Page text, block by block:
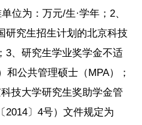
为：万元/生·学年；2、
研究生招生计划的北京科技
3、研究生学业奖学金不适
和公共管理硕士（MPA）；
技大学研究生奖助学金管
2014〕4号）文件规定为